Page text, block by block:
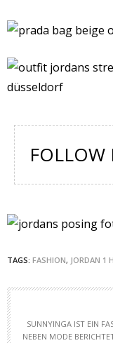
FOLLOW
TAGS: FASHION, JORDAN 1
SUNNYINGA IST EIN
NEBEN MODE